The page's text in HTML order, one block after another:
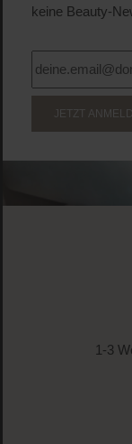
keine Beauty-
JETZT
1-3